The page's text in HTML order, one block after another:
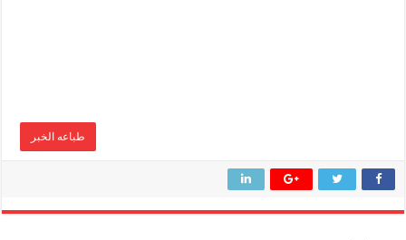
طباعه الخبر